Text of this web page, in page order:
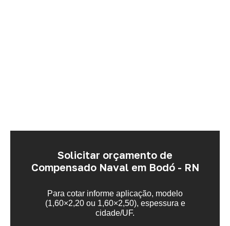
Solicitar orçamento de
Compensado Naval em Bodó - RN
Para cotar informe aplicação, modelo
(1,60×2,20 ou 1,60×2,50), espessura e
cidade/UF.